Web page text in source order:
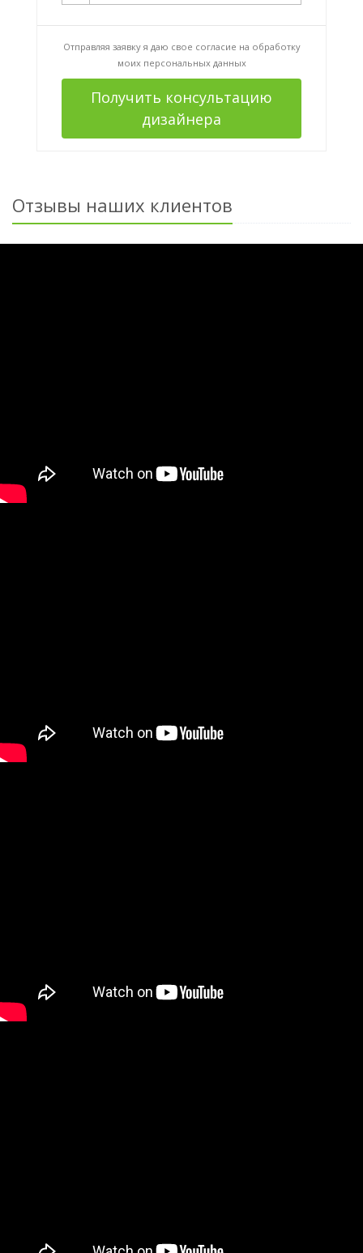
Отправляя заявку я даю свое согласие на обработку
моих персональных данных
Получить консультацию
дизайнера
Отзывы наших клиентов